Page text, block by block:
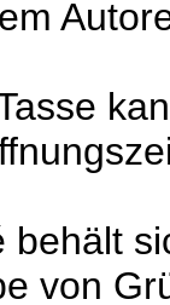
von